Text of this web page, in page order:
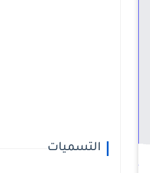
التسميات